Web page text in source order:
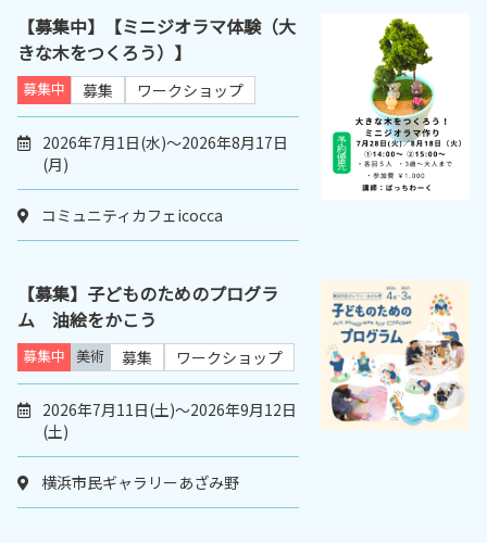
【募集中】【ミニジオラマ体験（大
きな木をつくろう）】
募集中 募集 ワークショップ
2026年7月1日(水)～2026年8月17日
(月)
コミュニティカフェicocca
【募集】子どものためのプログラ
ム 油絵をかこう
募集中 美術 募集 ワークショップ
2026年7月11日(土)～2026年9月12日
(土)
横浜市民ギャラリーあざみ野